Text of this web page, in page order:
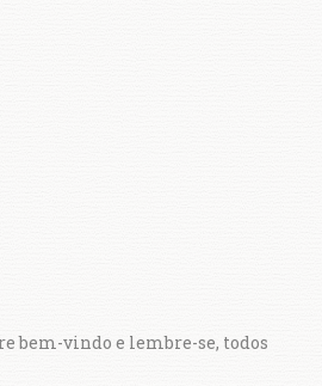
bem-vindo e lembre-se, todos